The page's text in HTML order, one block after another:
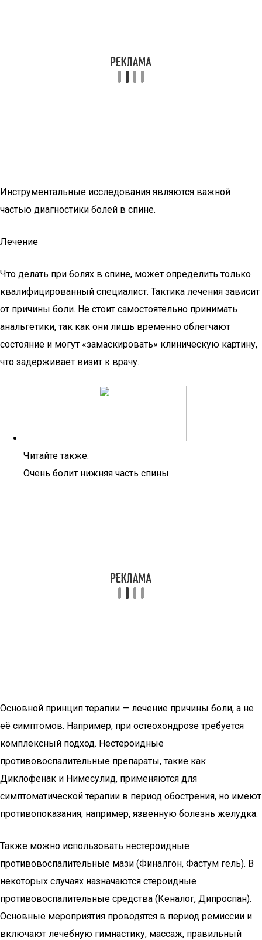
Инструментальные исследования являются важной
частью диагностики болей в спине.
Лечение
Что делать при болях в спине, может определить только
квалифицированный специалист. Тактика лечения зависит
от причины боли. Не стоит самостоятельно принимать
анальгетики, так как они лишь временно облегчают
состояние и могут «замаскировать» клиническую картину,
что задерживает визит к врачу.
Читайте также:
Очень болит нижняя часть спины
Основной принцип терапии — лечение причины боли, а не
её симптомов. Например, при остеохондрозе требуется
комплексный подход. Нестероидные
противовоспалительные препараты, такие как
Диклофенак и Нимесулид, применяются для
симптоматической терапии в период обострения, но имеют
противопоказания, например, язвенную болезнь желудка.
Также можно использовать нестероидные
противовоспалительные мази (Финалгон, Фастум гель). В
некоторых случаях назначаются стероидные
противовоспалительные средства (Кеналог, Дипроспан).
Основные мероприятия проводятся в период ремиссии и
включают лечебную гимнастику, массаж, правильный